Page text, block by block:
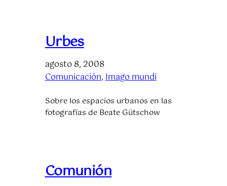
Urbes
agosto 8, 2008
Comunicación, Imago mundi
Sobre los espacios urbanos en las
fotografías de Beate Gütschow
Comunión